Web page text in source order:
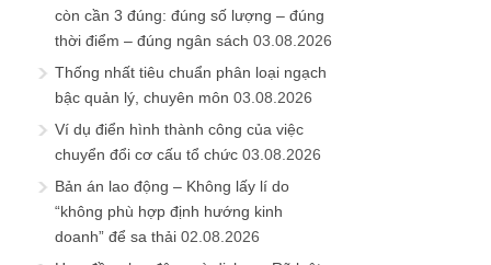
còn cần 3 đúng: đúng số lượng – đúng
thời điểm – đúng ngân sách 03.08.2026
Thống nhất tiêu chuẩn phân loại ngạch
bậc quản lý, chuyên môn 03.08.2026
Ví dụ điển hình thành công của việc
chuyển đổi cơ cấu tổ chức 03.08.2026
Bản án lao động – Không lấy lí do
“không phù hợp định hướng kinh
doanh” để sa thải 02.08.2026